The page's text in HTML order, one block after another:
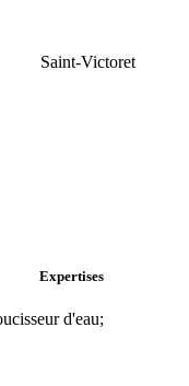
Saint-Victoret
Expertises
d'eau;